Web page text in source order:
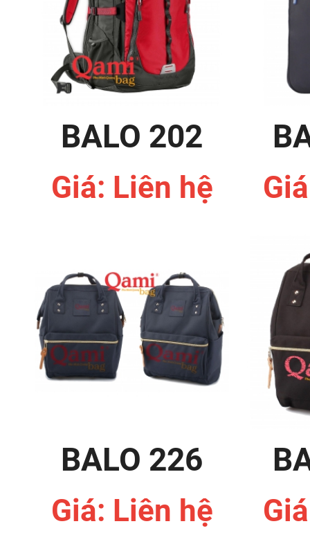
BALO 202
Giá: Liên hệ
BALO 226
Giá: Liên hệ